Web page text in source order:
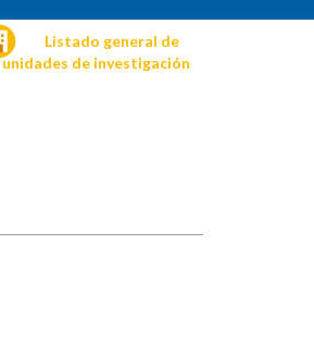
Listado general de
unidades de investigación